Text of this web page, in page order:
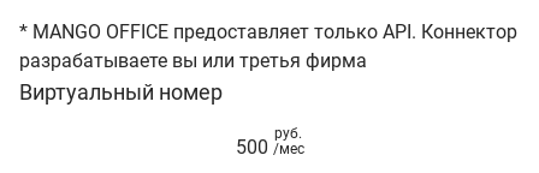
* MANGO OFFICE предоставляет только API. Коннектор
разрабатываете вы или третья фирма
Виртуальный номер
500
руб.
/мес